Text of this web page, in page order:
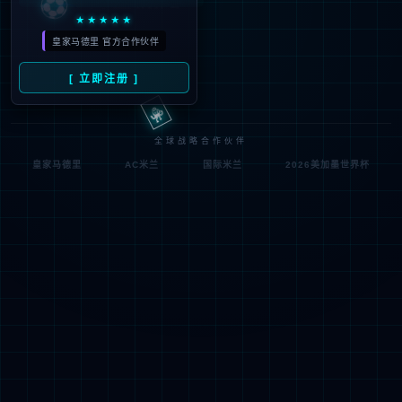
符;
网址已失效 >可能页面已删除，活动已下线等
返回首页